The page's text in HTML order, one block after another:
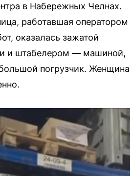
в Набережных Челнах.
работавшая оператором
оказалась зажатой
и штабелером — машиной,
погрузчик. Женщина